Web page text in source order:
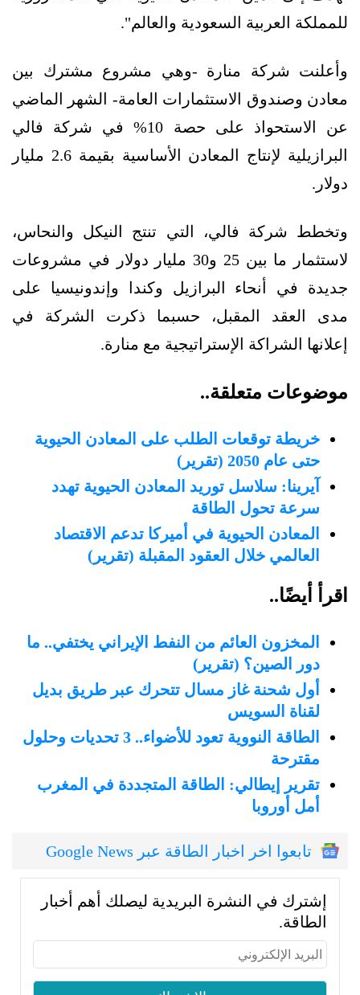
للمملكة العربية السعودية والعالم".
وأعلنت شركة منارة -وهي مشروع مشترك بين
معادن وصندوق الاستثمارات العامة- الشهر الماضي
عن الاستحواذ على حصة 10% في شركة فالي
البرازيلية لإنتاج المعادن الأساسية بقيمة 2.6 مليار
دولار.
وتخطط شركة فالي، التي تنتج النيكل والنحاس،
لاستثمار ما بين 25 و30 مليار دولار في مشروعات
جديدة في أنحاء البرازيل وكندا وإندونيسيا على
مدى العقد المقبل، حسبما ذكرت الشركة في
إعلانها الشراكة الإستراتيجية مع منارة.
موضوعات متعلقة..
خريطة توقعات الطلب على المعادن الحيوية
حتى عام 2050 (تقرير)
آيرينا: سلاسل توريد المعادن الحيوية تهدد
سرعة تحول الطاقة
المعادن الحيوية في أميركا تدعم الاقتصاد
العالمي خلال العقود المقبلة (تقرير)
اقرأ أيضًا..
المخزون العائم من النفط الإيراني يختفي.. ما
دور الصين؟ (تقرير)
أول شحنة غاز مسال تتحرك عبر طريق بديل
لقناة السويس
الطاقة النووية تعود للأضواء.. 3 تحديات وحلول
مقترحة
تقرير إيطالي: الطاقة المتجددة في المغرب
أمل أوروبا
تابعوا اخر اخبار الطاقة عبر Google News
إشترك في النشرة البريدية ليصلك أهم أخبار
الطاقة.